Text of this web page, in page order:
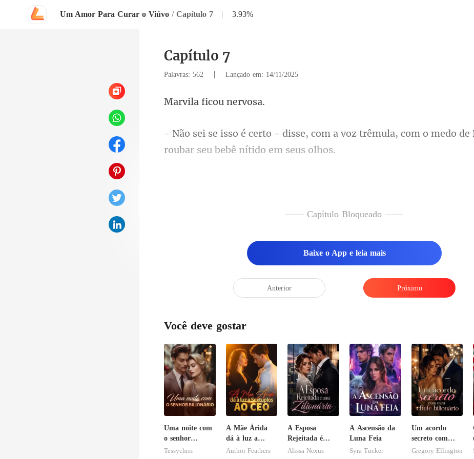
Um Amor Para Curar o Viúvo / Capítulo 7 | 3.93%
Capítulo 7
Palavras: 562 | Lançado em: 14/11/2025
ficou
com a voz trêmula, com o medo de
peu, com a voz—— Capítulo Bloqueado ——
Baixe o App e leia mais
Anterior Próximo
Você deve gostar
Uma noite com
o senhor
Bilionário
Tessychris
A Mãe Árida
dá à luz a
Sextuplos ao
Author Feathers
A Esposa
Rejeitada é
uma Zilionária
Alissa Nexus
A Ascensão da
Luna Feia
Syra Tucker
Um acordo
secreto com
meu chefe
Gregory Ellington